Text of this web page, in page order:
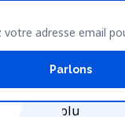
votre adresse email
Parlons